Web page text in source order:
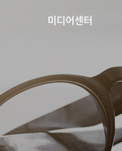
미디어센터